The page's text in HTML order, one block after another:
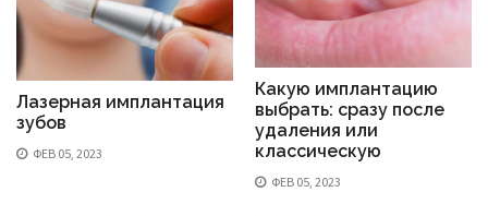
Лазерная имплантация
зубов
ФЕВ 05, 2023
Какую имплантацию
выбрать: сразу после
удаления или
классическую
ФЕВ 05, 2023